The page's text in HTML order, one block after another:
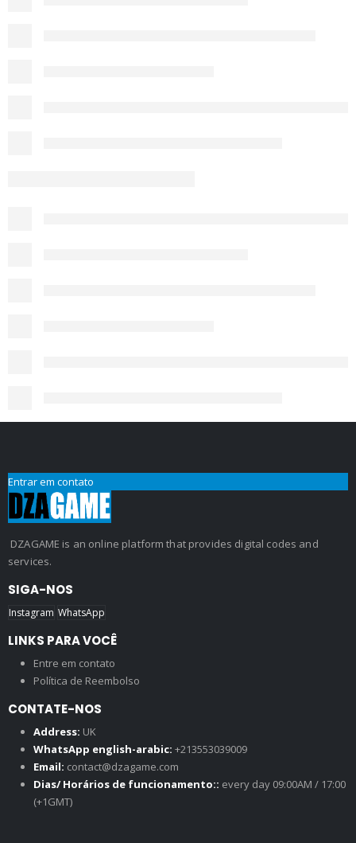
Entrar em contato
DZAGAME is an online platform that provides digital codes and
services.
SIGA-NOS
Instagram WhatsApp
LINKS PARA VOCÊ
Entre em contato
Política de Reembolso
CONTATE-NOS
Address: UK
WhatsApp english-arabic: +213553039009
Email: contact@dzagame.com
Dias/ Horários de funcionamento:: every day 09:00AM / 17:00
(+1GMT)